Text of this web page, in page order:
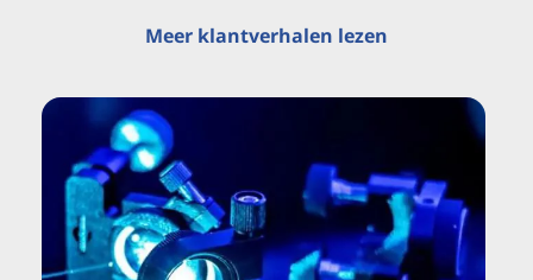
Meer klantverhalen lezen